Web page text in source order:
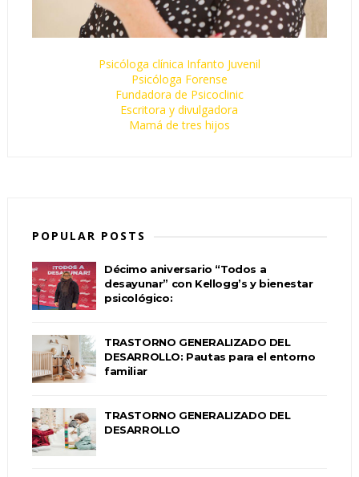
Psicóloga clínica Infanto Juvenil
Psicóloga Forense
Fundadora de Psicoclinic
Escritora y divulgadora
Mamá de tres hijos
POPULAR POSTS
Décimo aniversario “Todos a
desayunar” con Kellogg’s y bienestar
psicológico:
TRASTORNO GENERALIZADO DEL
DESARROLLO: Pautas para el entorno
familiar
TRASTORNO GENERALIZADO DEL
DESARROLLO